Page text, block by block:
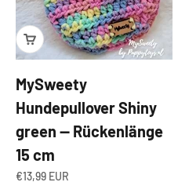
MySweety
Hundepullover Shiny
green — Rückenlänge
15 cm
Angebot
€13,99 EUR